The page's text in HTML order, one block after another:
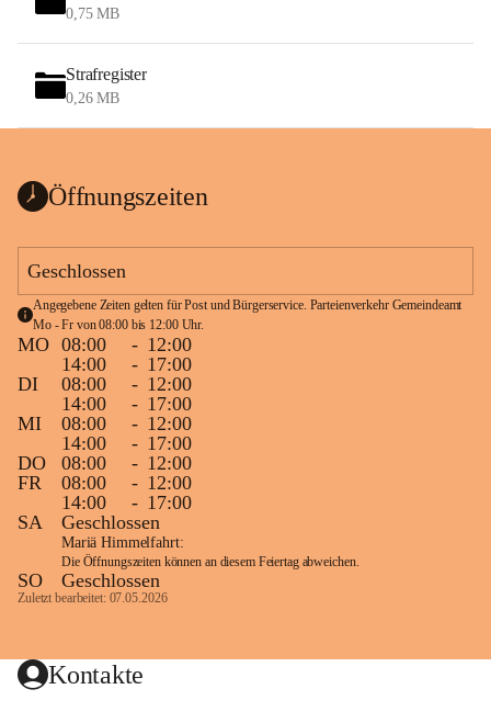
0,75 MB
Strafregister
0,26 MB
Öffnungszeiten
Geschlossen
Angegebene Zeiten gelten für Post und Bürgerservice. Parteienverkehr Gemeindeamt
Mo - Fr von 08:00 bis 12:00 Uhr.
MO 08:00 - 12:00
14:00
- 17:00
DI
08:00 - 12:00
14:00
- 17:00
MI
08:00 - 12:00
14:00
- 17:00
DO
08:00 - 12:00
FR
08:00 - 12:00
14:00
- 17:00
SA
Geschlossen
Mariä Himmelfahrt:
Die Öffnungszeiten können an diesem Feiertag abweichen.
SO Geschlossen
Zuletzt bearbeitet: 07.05.2026
Kontakte